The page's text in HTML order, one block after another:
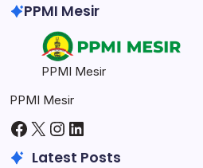
PPMI Mesir
PPMI Mesir
PPMI Mesir
Facebook
X Instagram
LinkedIn
Latest Posts